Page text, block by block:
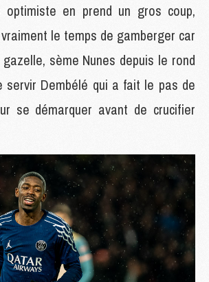
en prend un gros coup,
le temps de gamberger car
sème Nunes depuis le rond
servir Dembélé qui a fait le pas de
se démarquer avant de crucifier